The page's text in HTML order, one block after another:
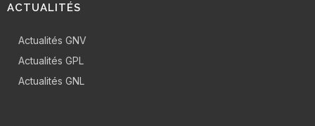
ACTUALITÉS
Actualités GNV
Actualités GPL
Actualités GNL